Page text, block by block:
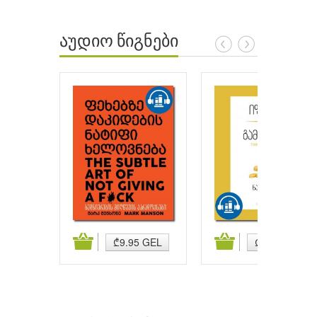
აუდიო წიგნები
₾9.95 GEL ₾9.95 GEL
კალათაში დამატება კალათაში დამატება